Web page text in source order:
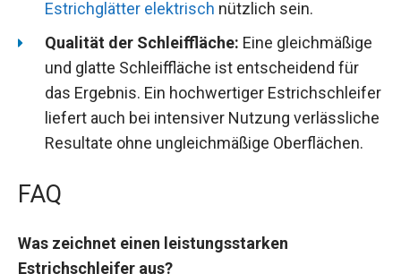
Estrichglätter elektrisch nützlich sein.
Qualität der Schleiffläche: Eine gleichmäßige
und glatte Schleiffläche ist entscheidend für
das Ergebnis. Ein hochwertiger Estrichschleifer
liefert auch bei intensiver Nutzung verlässliche
Resultate ohne ungleichmäßige Oberflächen.
FAQ
Was zeichnet einen leistungsstarken
Estrichschleifer aus?